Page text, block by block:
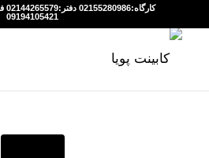
09194105421